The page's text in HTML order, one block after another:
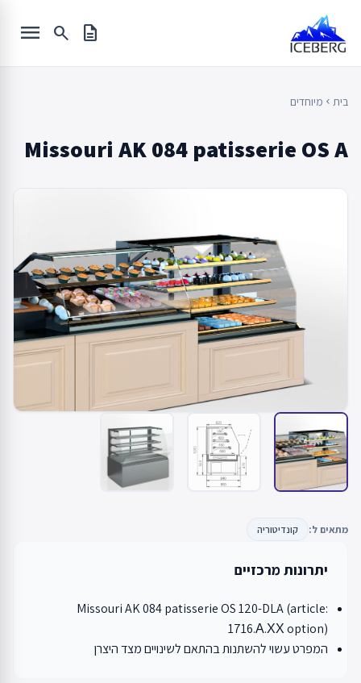
content
description
search
menu
בית chevron_left מיוחדים
Missouri AK 084 patisserie OS A
מתאים ל: קונדיטוריה
יתרונות מרכזיים
Missouri AK 084 patisserie OS 120-DLA (article:
1716.А.ХХ option)
המפרט עשוי להשתנות בהתאם לשינויים מצד היצרן